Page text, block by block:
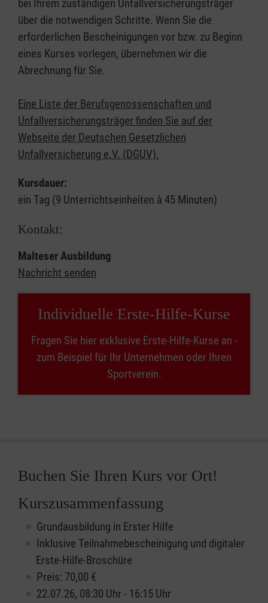
bei Ihrem zuständigen Unfallversicherungsträger
über die notwendigen Schritte. Wenn Sie die
erforderlichen Bescheinigungen vor bzw. zu Beginn
eines Kurses vorlegen, übernehmen wir die
Abrechnung für Sie.
Eine Liste der Berufsgenossenschaften und
Unfallversicherungsträger finden Sie auf der
Webseite der Deutschen Gesetzlichen
Unfallversicherung e.V. (DGUV).
Kursdauer:
ein Tag (9 Unterrichtseinheiten à 45 Minuten)
Kontakt:
Malteser Ausbildung
Nachricht senden
Individuelle Erste-Hilfe-Kurse
Fragen Sie hier exklusive Erste-Hilfe-Kurse an -
zum Beispiel für Ihr Unternehmen oder Ihren
Sportverein.
Buchen Sie Ihren Kurs vor Ort!
Kurszusammenfassung
Grundausbildung in Erster Hilfe
Inklusive Teilnahmebescheinigung und digitaler
Erste-Hilfe-Broschüre
Preis: 70,00 €
22.07.26, 08:30 Uhr - 16:15 Uhr